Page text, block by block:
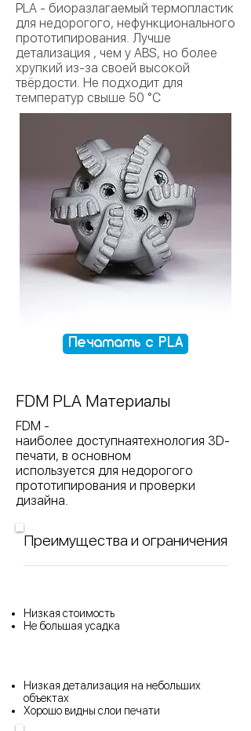
PLA - биоразлагаемый термопластик
для недорогого, нефункционального
прототипирования. Лучше
детализация , чем у ABS, но более
хрупкий из-за своей высокой
твёрдости. Не подходит для
температур свыше 50 °C
Печатать с PLA
FDM PLA Материалы
FDM -
наиболее доступнаятехнология 3D-
печати, в основном
используется для недорогого
прототипирования и проверки
дизайна.
Преимущества и ограничения
Низкая стоимость
Не большая усадка
Низкая детализация на небольших
объектах
Хорошо видны слои печати